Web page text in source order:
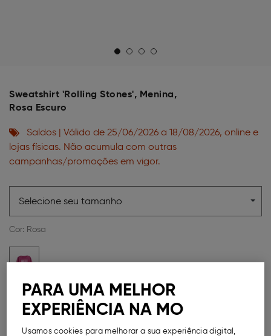
Sweatshirt 'Rolling Stones', Menina,
Rosa Escuro
Saldos | Válido de 25/06/2026 a 18/08/2026, online e
lojas físicas. Não acumula com outras
campanhas/promoções em vigor.
Selecione seu tamanho
Cor: Rosa
Guia de Tamanhos
Métodos de Pagamento Seguros
PARA UMA MELHOR
EXPERIÊNCIA NA MO
Usamos cookies para melhorar a sua experiência digital,